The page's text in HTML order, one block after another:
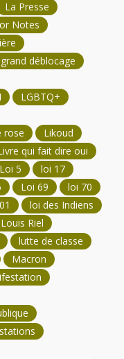
La Presse
Notes
déblocage
LGBTQ+
rose
Likoud
qui fait dire oui
Loi 5
loi 17
Loi 69
loi 70
loi des Indiens
Louis Riel
lutte de classe
Macron